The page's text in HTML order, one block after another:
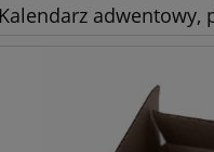
Kalendarz adwentowy,